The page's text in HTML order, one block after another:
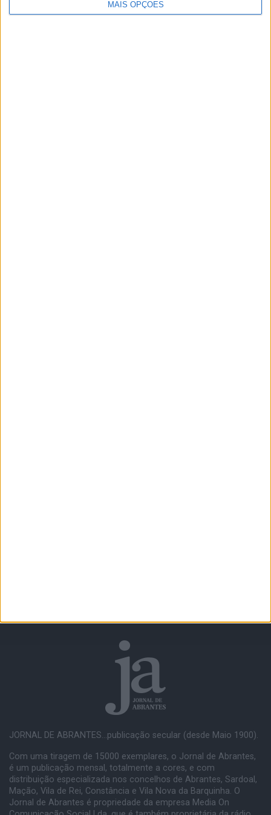
MAIS OPÇÕES
JORNAL DE ABRANTES...publicação secular (desde Maio 1900).
Com uma tiragem de 15000 exemplares, o Jornal de Abrantes,
é um publicação mensal, totalmente a cores, e com
distribuição especializada nos concelhos de Abrantes, Sardoal,
Mação, Vila de Rei, Constância e Vila Nova da Barquinha. O
Jornal de Abrantes é propriedade da empresa Media On